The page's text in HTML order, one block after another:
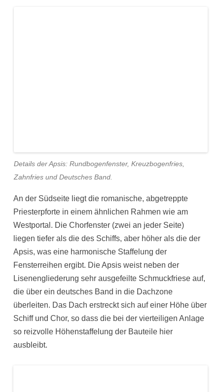
Details der Apsis: Rundbogenfenster, Kreuzbogenfries,
Zahnfries und Deutsches Band.
An der Südseite liegt die romanische, abgetreppte
Priesterpforte in einem ähnlichen Rahmen wie am
Westportal. Die Chorfenster (zwei an jeder Seite)
liegen tiefer als die des Schiffs, aber höher als die der
Apsis, was eine harmonische Staffelung der
Fensterreihen ergibt. Die Apsis weist neben der
Lisenengliederung sehr ausgefeilte Schmuckfriese auf,
die über ein deutsches Band in die Dachzone
überleiten. Das Dach erstreckt sich auf einer Höhe über
Schiff und Chor, so dass die bei der vierteiligen Anlage
so reizvolle Höhenstaffelung der Bauteile hier
ausbleibt.